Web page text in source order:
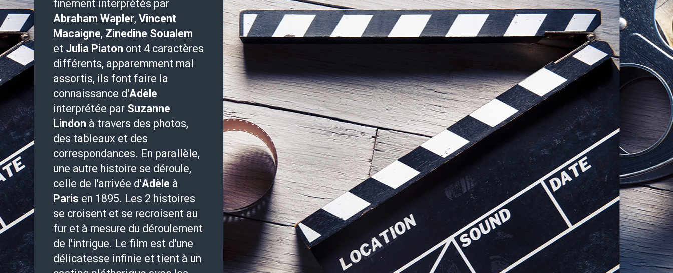
finement interprétés par
Abraham Wapler,Vincent
Macaigne, Zinedine Soualem
et Julia Piaton ont 4 caractères
différents, apparemment mal
assortis, ils font faire la
connaissance d'Adèle
interprétée par Suzanne
Lindon à travers des photos,
des tableaux et des
correspondances. En parallèle,
une autre histoire se déroule,
celle de l'arrivée d'Adèle à
Paris en 1895. Les 2 histoires
se croisent et se recroisent au
fur et à mesure du déroulement
de l'intrigue. Le film est d'une
délicatesse infinie et tient à un